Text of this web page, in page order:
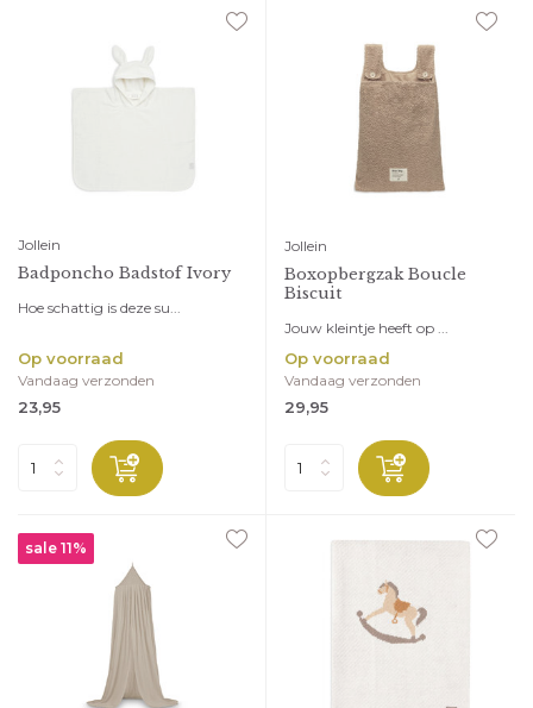
Jollein
Badponcho Badstof Ivory
Hoe schattig is deze su...
Op voorraad
Vandaag verzonden
23,95
Jollein
Boxopbergzak Boucle
Biscuit
Jouw kleintje heeft op ...
Op voorraad
Vandaag verzonden
29,95
sale 11%